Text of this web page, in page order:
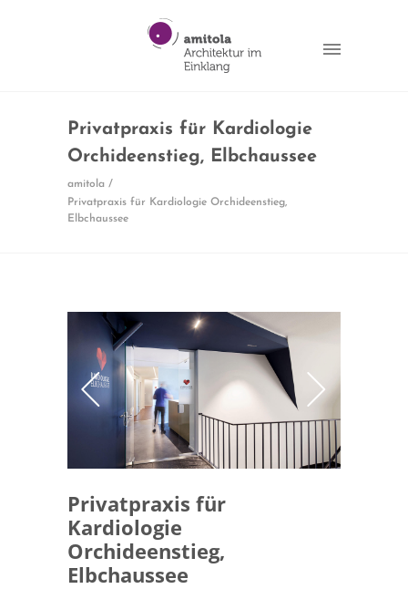
Privatpraxis für Kardiologie
Orchideenstieg, Elbchaussee
amitola /
Privatpraxis für Kardiologie Orchideenstieg,
Elbchaussee
Privatpraxis für
Kardiologie
Orchideenstieg,
Elbchaussee